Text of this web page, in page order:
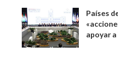
Países
apoyar